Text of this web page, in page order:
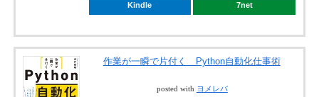
Kindle 7net
作業が一瞬で片付く Python自動化仕事術
posted with ヨメレバ